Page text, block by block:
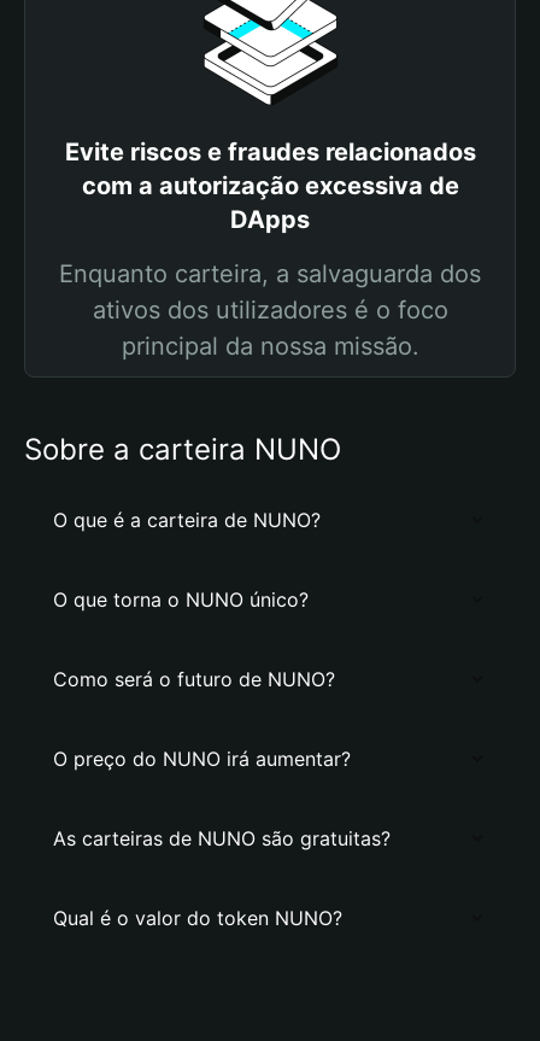
Evite riscos e fraudes relacionados
com a autorização excessiva de
DApps
Enquanto carteira, a salvaguarda dos
ativos dos utilizadores é o foco
principal da nossa missão.
Sobre a carteira NUNO
O que é a carteira de NUNO?
O que torna o NUNO único?
Como será o futuro de NUNO?
O preço do NUNO irá aumentar?
As carteiras de NUNO são gratuitas?
Qual é o valor do token NUNO?